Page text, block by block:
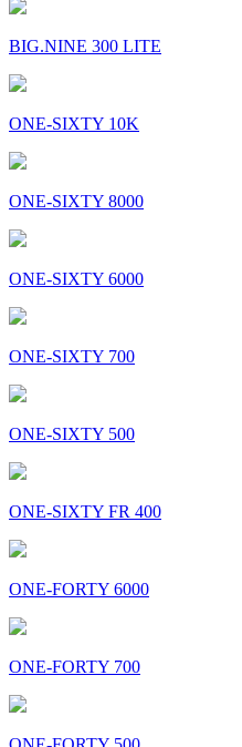
BIG.NINE 300 LITE
ONE-SIXTY 10K
ONE-SIXTY 8000
ONE-SIXTY 6000
ONE-SIXTY 700
ONE-SIXTY 500
ONE-SIXTY FR 400
ONE-FORTY 6000
ONE-FORTY 700